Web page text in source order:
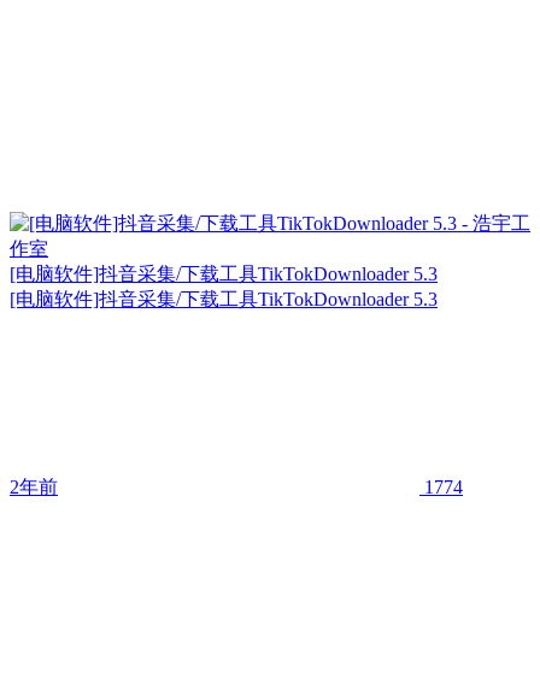
[电脑软件]抖音采集/下载工具TikTokDownloader 5.3
[电脑软件]抖音采集/下载工具TikTokDownloader 5.3
2年前 1774